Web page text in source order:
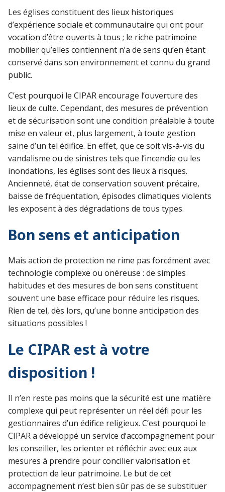
Les églises constituent des lieux historiques
d’expérience sociale et communautaire qui ont pour
vocation d’être ouverts à tous ; le riche patrimoine
mobilier qu’elles contiennent n’a de sens qu’en étant
conservé dans son environnement et connu du grand
public.
C’est pourquoi le CIPAR encourage l’ouverture des
lieux de culte. Cependant, des mesures de prévention
et de sécurisation sont une condition préalable à toute
mise en valeur et, plus largement, à toute gestion
saine d’un tel édifice. En effet, que ce soit vis-à-vis du
vandalisme ou de sinistres tels que l’incendie ou les
inondations, les églises sont des lieux à risques.
Ancienneté, état de conservation souvent précaire,
baisse de fréquentation, épisodes climatiques violents
les exposent à des dégradations de tous types.
Bon sens et anticipation
Mais action de protection ne rime pas forcément avec
technologie complexe ou onéreuse : de simples
habitudes et des mesures de bon sens constituent
souvent une base efficace pour réduire les risques.
Rien de tel, dès lors, qu’une bonne anticipation des
situations possibles !
Le CIPAR est à votre
disposition !
Il n’en reste pas moins que la sécurité est une matière
complexe qui peut représenter un réel défi pour les
gestionnaires d’un édifice religieux. C’est pourquoi le
CIPAR a développé un service d’accompagnement pour
les conseiller, les orienter et réfléchir avec eux aux
mesures à prendre pour concilier valorisation et
protection de leur patrimoine. Le but de cet
accompagnement n’est bien sûr pas de se substituer